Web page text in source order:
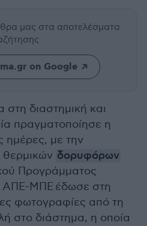
μας στα αποτελέσματα
on Google
στη διαστημική και
πραγματοποίησε η
ημέρες, με την
δορυφόρων
Προγράμματος
ΑΠΕ-ΜΠΕ έδωσε στη
φωτογραφίες από τη
στο διάστημα, η οποία